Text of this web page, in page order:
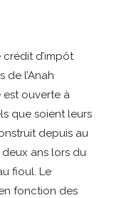
d’impôt
de l’Anah
est ouverte à
que soient leurs
depuis au
deux ans lors du
fioul. Le
fonction des